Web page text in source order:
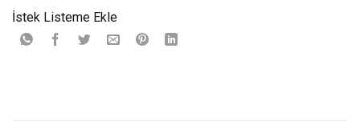
İstek Listeme Ekle